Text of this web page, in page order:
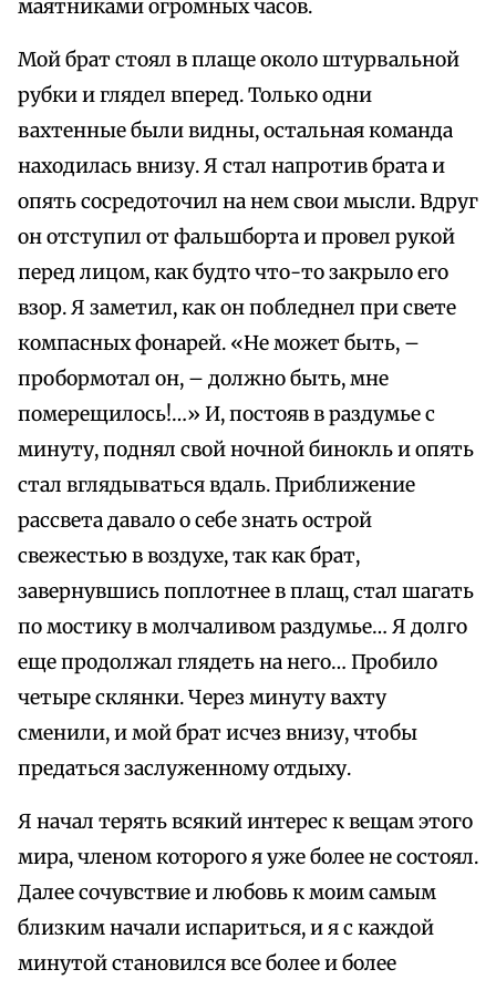
маятниками огромных часов.
Мой брат стоял в плаще около штурвальной
рубки и глядел вперед. Только одни
вахтенные были видны, остальная команда
находилась внизу. Я стал напротив брата и
опять сосредоточил на нем свои мысли. Вдруг
он отступил от фальшборта и провел рукой
перед лицом, как будто что-то закрыло его
взор. Я заметил, как он побледнел при свете
компасных фонарей. «Не может быть, –
пробормотал он, – должно быть, мне
померещилось!…» И, постояв в раздумье с
минуту, поднял свой ночной бинокль и опять
стал вглядываться вдаль. Приближение
рассвета давало о себе знать острой
свежестью в воздухе, так как брат,
завернувшись поплотнее в плащ, стал шагать
по мостику в молчаливом раздумье… Я долго
еще продолжал глядеть на него… Пробило
четыре склянки. Через минуту вахту
сменили, и мой брат исчез внизу, чтобы
предаться заслуженному отдыху.
Я начал терять всякий интерес к вещам этого
мира, членом которого я уже более не состоял.
Далее сочувствие и любовь к моим самым
близким начали испариться, и я с каждой
минутой становился все более и более